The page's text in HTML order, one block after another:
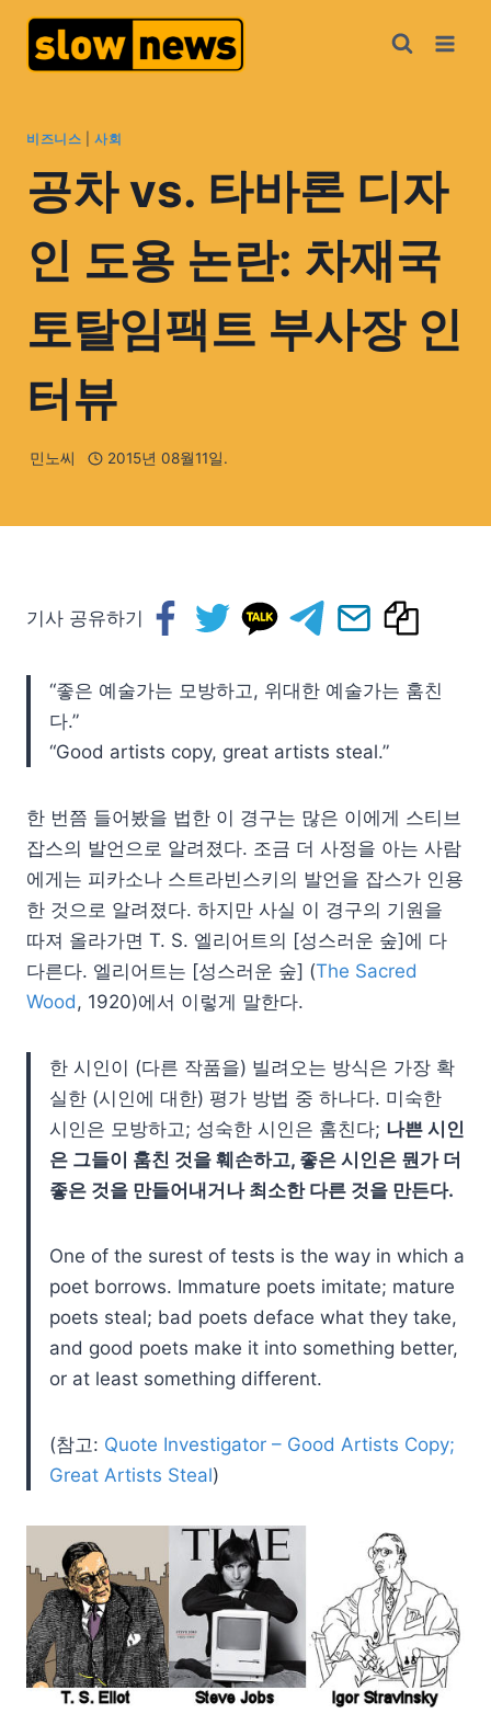
비즈니스 |사회
공차 vs. 타바론 디자
인 도용 논란: 차재국
토탈임팩트 부사장 인
터뷰
민노씨 2015년 08월11일.
기사 공유하기
“좋은 예술가는 모방하고, 위대한 예술가는 훔친
다.”
“Good artists copy, great artists steal.”
한 번쯤 들어봤을 법한 이 경구는 많은 이에게 스티브
잡스의 발언으로 알려졌다. 조금 더 사정을 아는 사람
에게는 피카소나 스트라빈스키의 발언을 잡스가 인용
한 것으로 알려졌다. 하지만 사실 이 경구의 기원을
따져 올라가면 T. S. 엘리어트의 [성스러운 숲]에 다
다른다. 엘리어트는 [성스러운 숲] (The Sacred
Wood, 1920)에서 이렇게 말한다.
한 시인이 (다른 작품을) 빌려오는 방식은 가장 확
실한 (시인에 대한) 평가 방법 중 하나다. 미숙한
시인은 모방하고; 성숙한 시인은 훔친다; 나쁜 시인
은 그들이 훔친 것을 훼손하고, 좋은 시인은 뭔가 더
좋은 것을 만들어내거나 최소한 다른 것을 만든다.
One of the surest of tests is the way in which a
poet borrows. Immature poets imitate; mature
poets steal; bad poets deface what they take,
and good poets make it into something better,
or at least something different.
(참고: Quote Investigator – Good Artists Copy;
Great Artists Steal)